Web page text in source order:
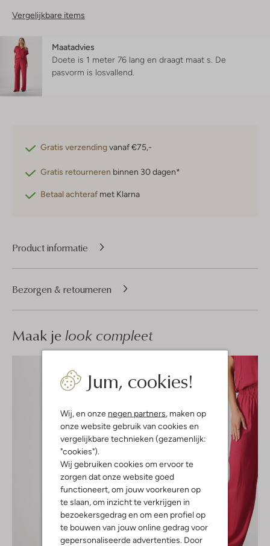
Jum, cookies!
Wij, en onze negen partners , maken op
onze website gebruik van cookies en
vergelijkbare technieken (gezamenlijk:
"cookies").
Wij gebruiken cookies om ervoor te
zorgen dat onze website goed
functioneert, om jouw voorkeuren op
te slaan, om inzicht te verkrijgen in
bezoekersgedrag en om een profiel op
te bouwen van jouw online gedrag voor
gepersonaliseerde advertenties. Door
Vergelijkbare items
Maatadvies
Doete is 1 meter 76 lang en draagt maat s. De
pasvorm is losvallend
Gratis verzendingvanaf €75,-
Gratis retourneren binnen 30 dagen*
Betaal achteraf met Klarna
Product informatie
Bezorgen & retourneren
Maak je look compleet